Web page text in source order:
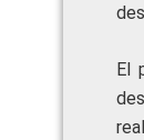
El